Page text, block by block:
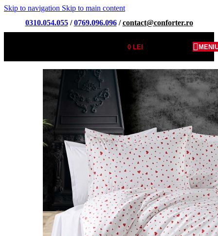
Skip to navigation Skip to main content
0310.054.055/0769.096.096/contact@conforter.ro
0LEI